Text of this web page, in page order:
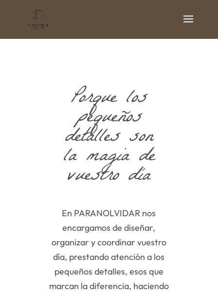
Porque los
pequeños
detalles son
la magia de
vuestro día
En PARANOLVIDAR nos
encargamos de diseñar,
organizar y coordinar vuestro
día, prestando atención a los
pequeños detalles, esos que
marcan la diferencia, haciendo